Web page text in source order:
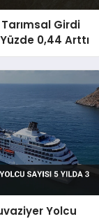
Tarımsal Girdi
0,44 Arttı
Yolcu